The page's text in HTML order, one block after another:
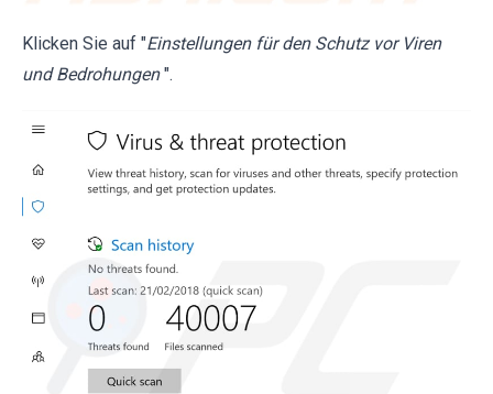
Klicken Sie auf "Einstellungen für den Schutz vor Viren
und Bedrohungen ".